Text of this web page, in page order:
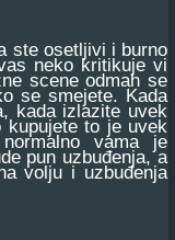
ste osetljivi i burno
neko kritikuje vi
scene odmah se
se smejete. Kada
kada izlazite uvek
kupujete to je uvek
vama je
pun uzbuđenja, a
volju i uzbuđenja